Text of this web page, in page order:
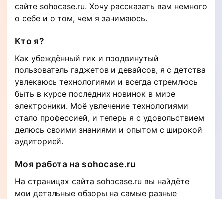
сайте sohocase.ru. Хочу рассказать вам немного
о себе и о том, чем я занимаюсь.
Кто я?
Как убеждённый гик и продвинутый
пользователь гаджетов и девайсов, я с детства
увлекаюсь технологиями и всегда стремлюсь
быть в курсе последних новинок в мире
электроники. Моё увлечение технологиями
стало профессией, и теперь я с удовольствием
делюсь своими знаниями и опытом с широкой
аудиторией.
Моя работа на sohocase.ru
На страницах сайта sohocase.ru вы найдёте
мои детальные обзоры на самые разные